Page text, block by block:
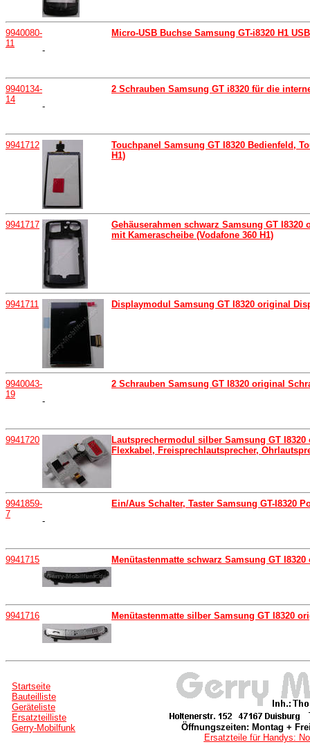
9940080-
11
-
Micro-USB Buchse Samsung GT-i8320 H1
9940134-
14
-
2 Schrauben Samsung GT i8320 für die
9941712
Touchpanel Samsung GT I8320 Bedienfeld,
H1)
9941717
Gehäuserahmen schwarz Samsung GT
mit Kamerascheibe (Vodafone 360 H1)
9941711 Displaymodul Samsung GT I8320 original
9940043-
19
-
2 Schrauben Samsung GT I8320 original
9941720
Lautsprechermodul silber Samsung GT
Flexkabel, Freisprechlautsprecher,
9941859-
7
-
Ein/Aus Schalter, Taster Samsung GT-I8320
9941715 Menütastenmatte schwarz Samsung GT
9941716 Menütastenmatte silber Samsung GT I8320
Startseite
Bauteilliste
Geräteliste
Ersatzteilliste
Gerry-Mobilfunk
Öffnungszeiten: Montag +
Ersatzteile für Handys: